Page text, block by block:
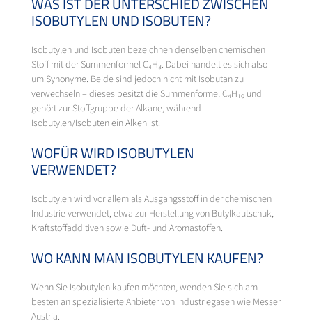
ISOBUTYLEN UND ISOBUTEN?
Isobutylen und Isobuten bezeichnen denselben chemischen
Stoff mit der Summenformel C₄H₈. Dabei handelt es sich also
um Synonyme. Beide sind jedoch nicht mit Isobutan zu
verwechseln – dieses besitzt die Summenformel C₄H₁₀ und
gehört zur Stoffgruppe der Alkane, während
Isobutylen/Isobuten ein Alken ist.
WOFÜR WIRD ISOBUTYLEN
VERWENDET?
Isobutylen wird vor allem als Ausgangsstoff in der chemischen
Industrie verwendet, etwa zur Herstellung von Butylkautschuk,
Kraftstoffadditiven sowie Duft- und Aromastoffen.
WO KANN MAN ISOBUTYLEN KAUFEN?
Wenn Sie Isobutylen kaufen möchten, wenden Sie sich am
besten an spezialisierte Anbieter von Industriegasen wie Messer
Austria.